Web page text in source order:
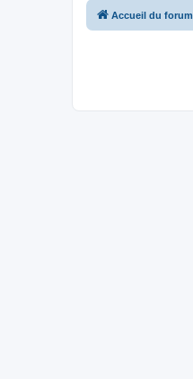
Accueil du forum